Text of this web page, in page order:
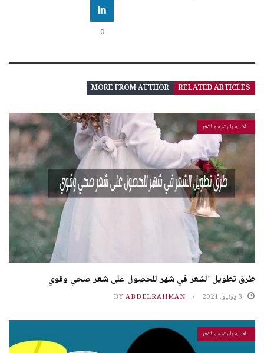
0
RELATED ARTICLES
MORE FROM AUTHOR
العنايه بالبشره والشعر
طرق تطويل الشعر في شهر للحصول على شعر صحي وقوي
3 يوليو، 2021 BY ABDELRAHMAN
العنايه بالبشره والشعر